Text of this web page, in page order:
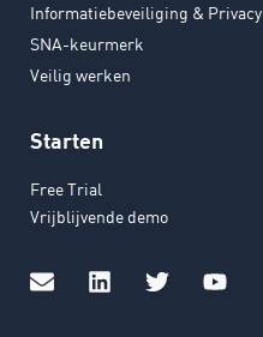
Informatiebeveiliging & Privacy
SNA-keurmerk
Veilig werken
Starten
Free Trial
Vrijblijvende demo